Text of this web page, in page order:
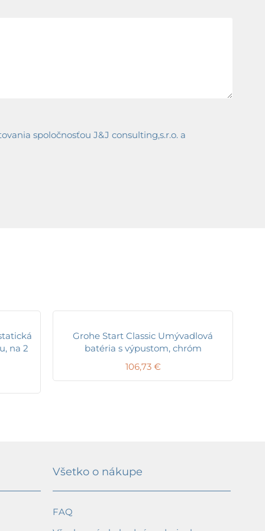
spoločnosťou J&J consulting,s.r.o. a
na 2
Grohe Start Classic Umývadlová
batéria s výpustom, chróm
106,73 €
Všetko o nákupe
FAQ